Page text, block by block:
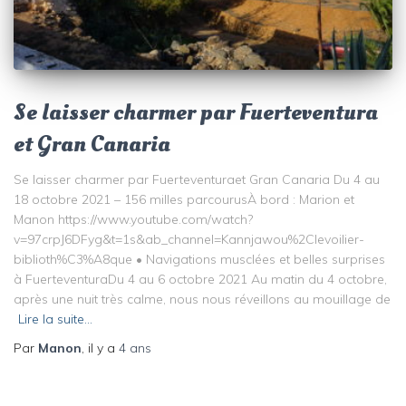
Se laisser charmer par Fuerteventura
et Gran Canaria
Se laisser charmer par Fuerteventuraet Gran Canaria Du 4 au
18 octobre 2021 – 156 milles parcourusÀ bord : Marion et
Manon https://www.youtube.com/watch?
v=97crpJ6DFyg&t=1s&ab_channel=Kannjawou%2Clevoilier-
biblioth%C3%A8que • Navigations musclées et belles surprises
à FuerteventuraDu 4 au 6 octobre 2021 Au matin du 4 octobre,
après une nuit très calme, nous nous réveillons au mouillage de
Lire la suite…
Par Manon, il y a 4 ans